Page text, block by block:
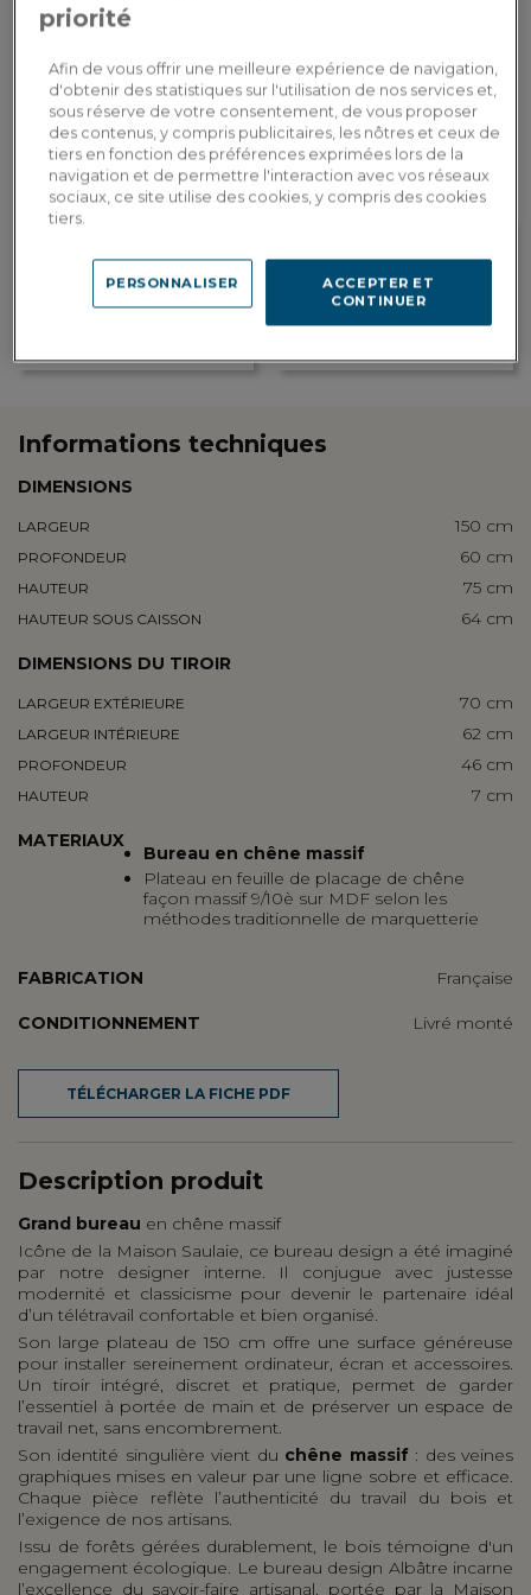
Livraison sur-mesure
Estimer mes frais de livraison par pays
Fidelité récompensée
Gagnez 151 points de fidélité, soit
Personnalisation en
Informations techniques
DIMENSIONS
LARGEUR 150 cm
PROFONDEUR 60 cm
HAUTEUR 75 cm
HAUTEUR SOUS CAISSON 64 cm
DIMENSIONS DU TIROIR
LARGEUR EXTÉRIEURE 70 cm
LARGEUR INTÉRIEURE 62 cm
PROFONDEUR 46 cm
HAUTEUR 7 cm
MATERIAUX
Bureau en chêne massif
Plateau en feuille de placage de chêne
façon massif 9/10è sur MDF selon les
méthodes traditionnelle de marquetterie
FABRICATION Française
CONDITIONNEMENT Livré monté
TÉLÉCHARGER LA FICHE PDF
Description produit
Grand bureau en chêne massif
Icône de la Maison Saulaie, ce bureau design a été imaginé
par notre designer interne. Il conjugue avec justesse
modernité et classicisme pour devenir le partenaire idéal
d’un télétravail confortable et bien organisé.
Son large plateau de 150 cm offre une surface généreuse
pour installer sereinement ordinateur, écran et accessoires.
Un tiroir intégré, discret et pratique, permet de garder
l’essentiel à portée de main et de préserver un espace de
travail net, sans encombrement.
Son identité singulière vient du chêne massif: des veines
graphiques mises en valeur par une ligne sobre et efficace.
Chaque pièce reflète l’authenticité du travail du bois et
l’exigence de nos artisans.
Issu de forêts gérées durablement, le bois témoigne d'un
engagement écologique. Le bureau design Albâtre incarne
l’excellence du savoir-faire artisanal, portée par la Maison
priorité
Afin de vous offrir une meilleure expérience de navigation,
d'obtenir des statistiques sur l'utilisation de nos services et,
sous réserve de votre consentement, de vous proposer
des contenus, y compris publicitaires, les nôtres et ceux de
tiers en fonction des préférences exprimées lors de la
navigation et de permettre l'interaction avec vos réseaux
sociaux, ce site utilise des cookies, y compris des cookies
tiers.
ACCEPTER ET
CONTINUER
PERSONNALISER